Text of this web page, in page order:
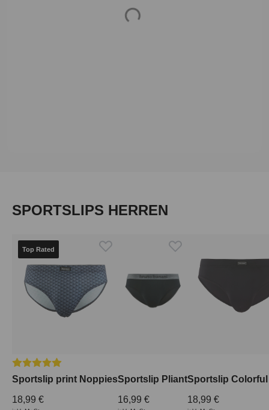
Produktgalerie überspringen
SPORTSLIPS HERREN
Top Rated
Durchschnittliche Bewertung von 5 von 5 Sternen
Sportslip print Noppies
18,99 €
Sportslip Pliant
16,99 €
Sportslip
18,99 €